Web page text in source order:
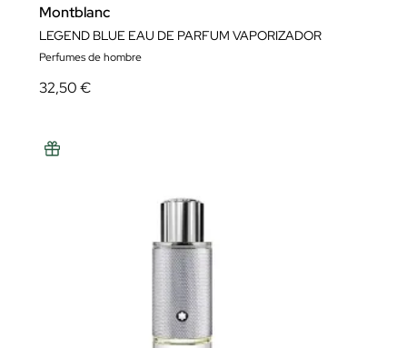
Montblanc
LEGEND BLUE EAU DE PARFUM VAPORIZADOR
Perfumes de hombre
32,50 €